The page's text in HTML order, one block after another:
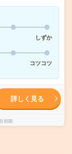
しずか
コツコツ
詳しく見る
都圏